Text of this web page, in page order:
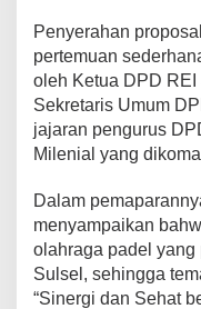
Penyerahan
pertemuan
oleh Ketua DPD
Sekretaris Umum
jajaran pengurus
Milenial yang
Dalam
menyampaikan
olahraga padel yang
Sulsel, sehingga
“Sinergi dan Sehat